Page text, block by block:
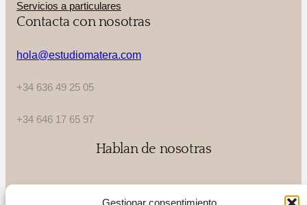
Gestionar consentimiento
Servicios a particulares
Contacta con nosotras
hola@estudiomatera.com
+34 636 49 25 05
+34 646 17 65 97
Hablan de nosotras